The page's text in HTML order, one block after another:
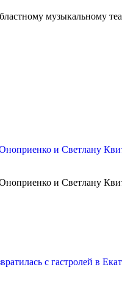
музыкальному
и Светлану
и Светлану
с гастролей в